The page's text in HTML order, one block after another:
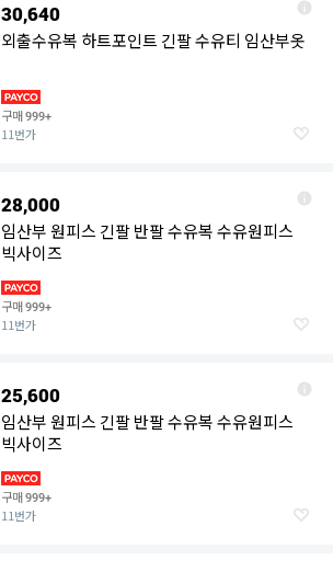
30,640
외출수유복 하트포인트 긴팔 수유티 임산부옷
구매999+
11번가
28,000
임산부 원피스 긴팔 반팔 수유복 수유원피스
빅사이즈
구매999+
11번가
25,600
임산부 원피스 긴팔 반팔 수유복 수유원피스
빅사이즈
구매999+
11번가